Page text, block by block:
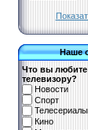
Наше
Что вы любите
телевизору?
Новости
Спорт
Телесериалы
Кино